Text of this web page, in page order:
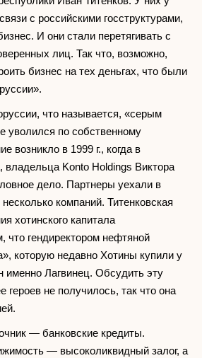
с российскими госструктурами,
И они стали перетягивать с
лиц. Так что, возможно,
бизнес на тех деньгах, что были
что называется, «серым
уволился по собственному
возникло в 1999 г., когда в
владельца Konto Holdings Виктора
дело. Партнеры уехали в
компаний. Титенковская
хотинского капитала
что гендиректором нефтяной
которую недавно Хотины купили у
именно Лагвинец. Обсудить эту
героев не получилось, так что она
— банковские кредиты.
— высоколиквидный залог, а